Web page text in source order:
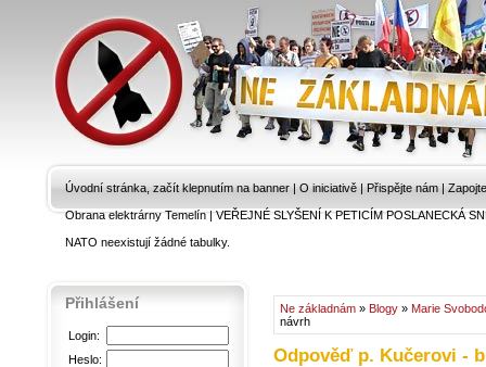
Úvodní stránka, začít klepnutím na banner | O iniciativě | Přispějte nám |
Obrana elektrárny Temelín|VEŘEJNÉ SLYŠENÍ K PETICÍM POSLANECKÁ
NATO neexistují žádné tabulky.
Ne základnám » Blogy » Marie
návrh
Odpověď p. Kučerovi -
Přihlášení
Login:
Heslo: